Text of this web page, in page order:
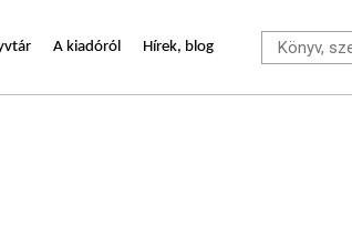
A kiadóról Hírek, blog